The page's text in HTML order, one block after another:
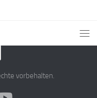
vorbehalten.